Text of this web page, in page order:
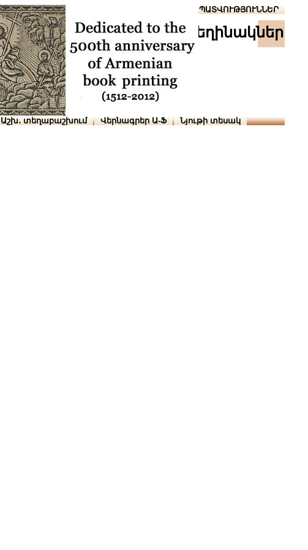
ՆԱԽԱՊԱՏՎՈՒԹՅՈՒՆՆԵՐ
հեղինակներ
Աշխ․ տեղաբաշխում Վերնագրեր Ա-Ֆ Նյութի տեսակ